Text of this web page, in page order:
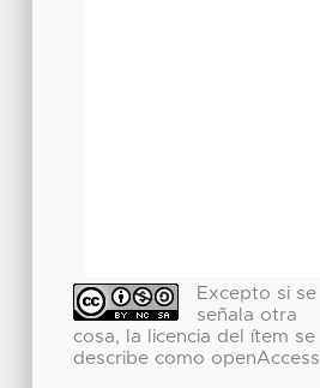
Excepto si se
señala otra
cosa, la licencia del ítem se
describe como openAccess